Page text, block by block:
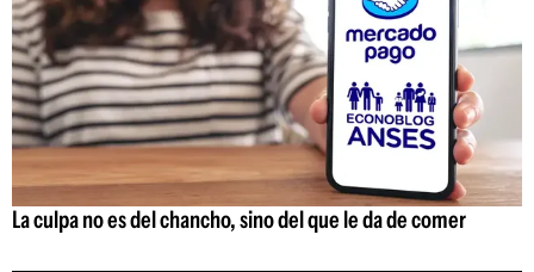
La culpa no es del chancho, sino del que le da de comer